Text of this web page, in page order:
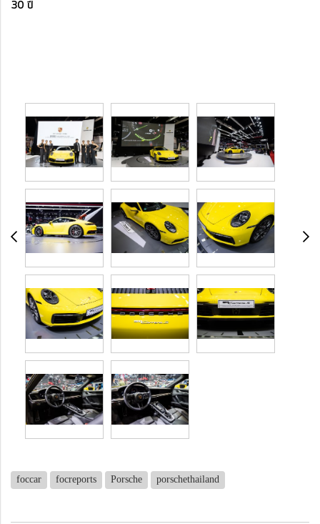
30 ปี
foccar focreports Porsche porschethailand